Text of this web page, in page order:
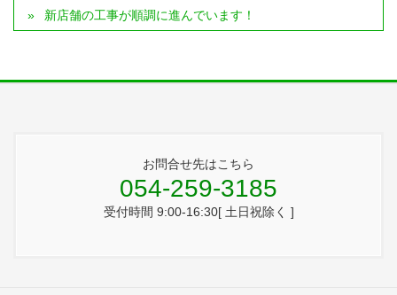
新店舗の工事が順調に進んでいます！
お問合せ先はこちら
054-259-3185
受付時間 9:00-16:30[ 土日祝除く ]